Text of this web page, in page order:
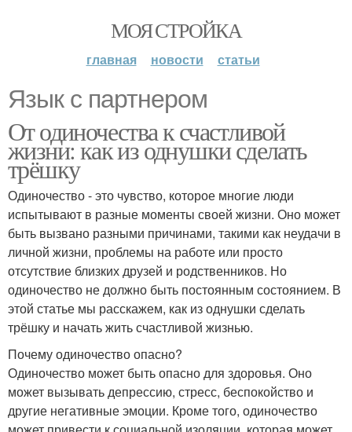
МОЯ СТРОЙКА
главная новости статьи
Язык с партнером
От одиночества к счастливой
жизни: как из однушки сделать
трёшку
Одиночество - это чувство, которое многие люди
испытывают в разные моменты своей жизни. Оно может
быть вызвано разными причинами, такими как неудачи в
личной жизни, проблемы на работе или просто
отсутствие близких друзей и родственников. Но
одиночество не должно быть постоянным состоянием. В
этой статье мы расскажем, как из однушки сделать
трёшку и начать жить счастливой жизнью.
Почему одиночество опасно?
Одиночество может быть опасно для здоровья. Оно
может вызывать депрессию, стресс, беспокойство и
другие негативные эмоции. Кроме того, одиночество